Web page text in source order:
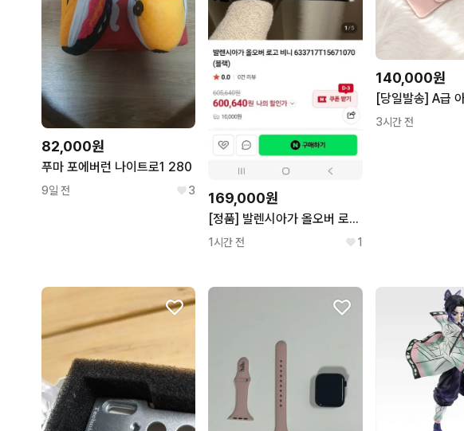
82,000원
푸마 포에버런 나이트로1 280
9일 전 3 169,000원
[정품] 발렌시아가 올오버 로고 비니 원사이즈
1시간 전 1
140,000원
3시간 전